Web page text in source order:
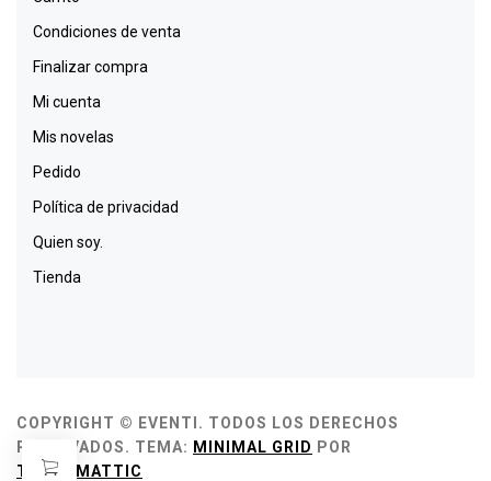
Condiciones de venta
Finalizar compra
Mi cuenta
Mis novelas
Pedido
Política de privacidad
Quien soy.
Tienda
COPYRIGHT © EVENTI. TODOS LOS DERECHOS
RESERVADOS. TEMA: MINIMAL GRID POR
THEMEMATTIC